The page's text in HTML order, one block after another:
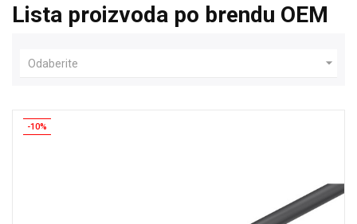
Lista proizvoda po brendu OEM
Odaberite 
-10%